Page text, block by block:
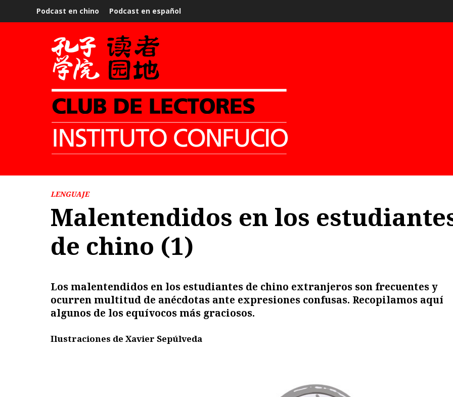
Podcast en chino Podcast en español
LENGUAJE
Malentendidos en los
de chino (1)
Los malentendidos en los estudiantes de chino extranjeros son frecuentes y
ocurren multitud de anécdotas ante expresiones confusas. Recopilamos aquí
algunos de los equívocos más graciosos.
Ilustraciones de Xavier Sepúlveda